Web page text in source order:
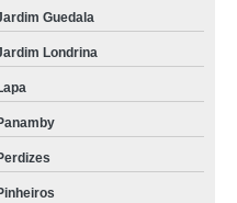
Guedala
Londrina